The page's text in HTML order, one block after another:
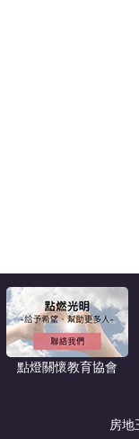
點燈關懷教育協會
房地